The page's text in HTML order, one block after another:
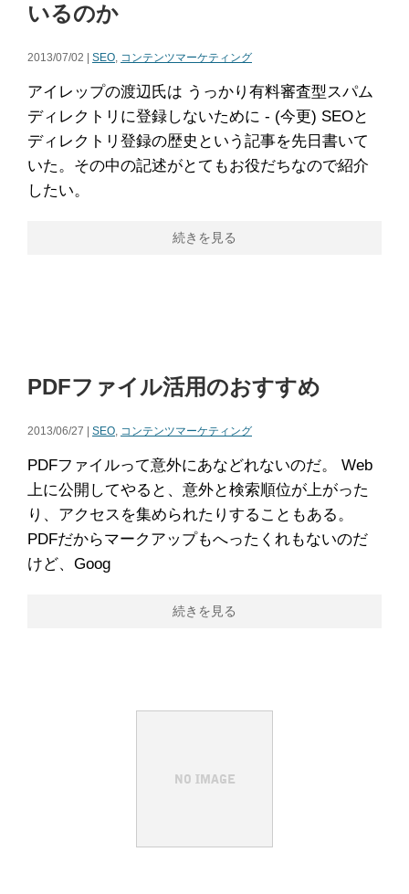
いるのか
2013/07/02 | SEO, コンテンツマーケティング
アイレップの渡辺氏は うっかり有料審査型スパム
ディレクトリに登録しないために - (今更) SEOと
ディレクトリ登録の歴史という記事を先日書いて
いた。その中の記述がとてもお役だちなので紹介
したい。
続きを見る
PDFファイル活用のおすすめ
2013/06/27 | SEO, コンテンツマーケティング
PDFファイルって意外にあなどれないのだ。 Web
上に公開してやると、意外と検索順位が上がった
り、アクセスを集められたりすることもある。
PDFだからマークアップもへったくれもないのだ
けど、Goog
続きを見る